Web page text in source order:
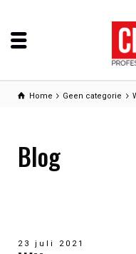
Home Geen categorie
Blog
23 juli 2021